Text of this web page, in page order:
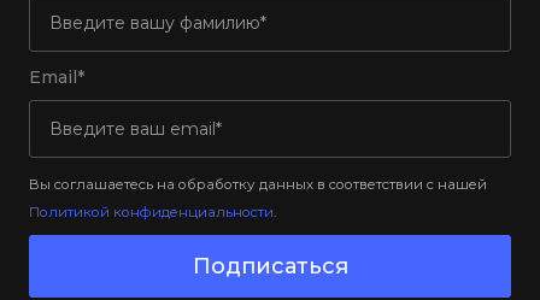
Email*
Вы соглашаетесь на обработку данных в соответствии с нашей
Политикой конфиденциальности.
Подписаться